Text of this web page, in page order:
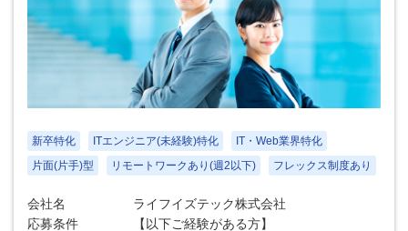
新卒特化 ITエンジニア(未経験)特化
IT・Web業界特化
片面(片手)型
リモートワークあり(週2以下) フレックス制度あり
会社名
ライフイズテック株式会社
応募条件
【以下ご経験がある方】